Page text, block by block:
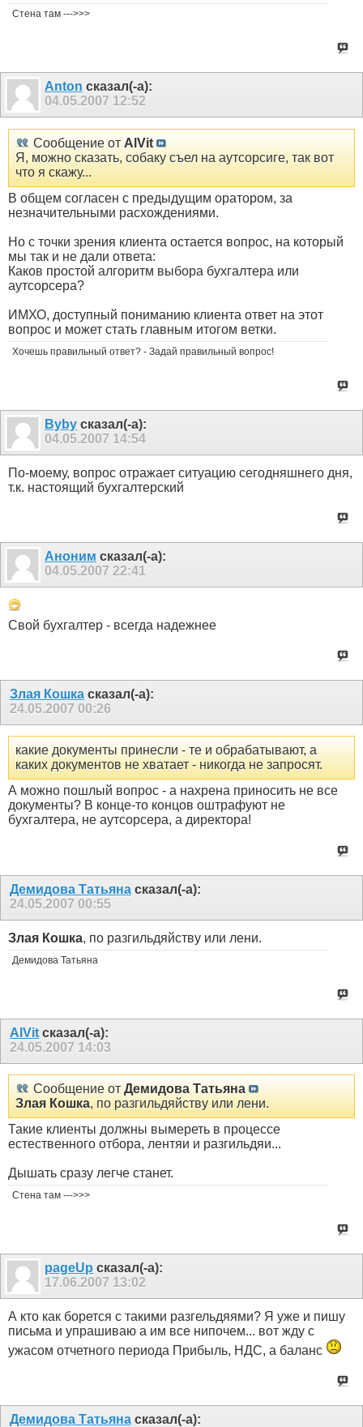
Стена там --->>>
Anton сказал(-а):
04.05.2007 12:52
Сообщение от AlVit
Я, можно сказать, собаку съел на аутсорсиге, так вот
что я скажу...
В общем согласен с предыдущим оратором, за
незначительными расхождениями.
Но с точки зрения клиента остается вопрос, на который
мы так и не дали ответа:
Каков простой алгоритм выбора бухгалтера или
аутсорсера?
ИМХО, доступный пониманию клиента ответ на этот
вопрос и может стать главным итогом ветки.
Хочешь правильный ответ? - Задай правильный вопрос!
Byby сказал(-а):
04.05.2007 14:54
По-моему, вопрос отражает ситуацию сегодняшнего дня,
т.к. настоящий бухгалтерский
Аноним сказал(-а):
04.05.2007 22:41
Свой бухгалтер - всегда надежнее
Злая Кошка сказал(-а):
24.05.2007 00:26
какие документы принесли - те и обрабатывают, а
каких документов не хватает - никогда не запросят.
А можно пошлый вопрос - а нахрена приносить не все
документы? В конце-то концов оштрафуют не
бухгалтера, не аутсорсера, а директора!
Демидова Татьяна сказал(-а):
24.05.2007 00:55
Злая Кошка, по разгильдяйству или лени.
Демидова Татьяна
AlVit сказал(-а):
24.05.2007 14:03
Сообщение от Демидова Татьяна
Злая Кошка, по разгильдяйству или лени.
Такие клиенты должны вымереть в процессе
естественного отбора, лентяи и разгильдяи...
Дышать сразу легче станет.
Стена там --->>>
pageUp сказал(-а):
17.06.2007 13:02
А кто как борется с такими разгельдяями? Я уже и пишу
письма и упрашиваю а им все нипочем... вот жду с
ужасом отчетного периода Прибыль, НДС, а баланс
Демидова Татьяна сказал(-а):